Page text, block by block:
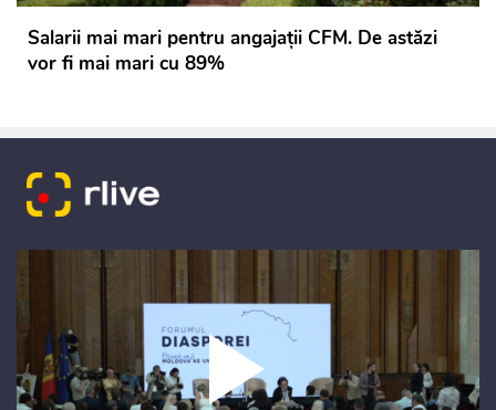
Salarii mai mari pentru angajații CFM. De astăzi
vor fi mai mari cu 89%